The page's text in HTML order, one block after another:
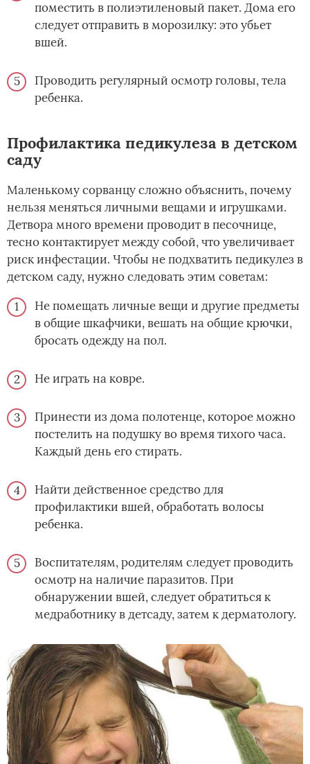
поместить в полиэтиленовый пакет. Дома его
следует отправить в морозилку: это убьет
вшей.
Проводить регулярный осмотр головы, тела
ребенка.
Профилактика педикулеза в детском
саду
Маленькому сорванцу сложно объяснить, почему
нельзя меняться личными вещами и игрушками.
Детвора много времени проводит в песочнице,
тесно контактирует между собой, что увеличивает
риск инфестации. Чтобы не подхватить педикулез в
детском саду, нужно следовать этим советам:
Не помещать личные вещи и другие предметы
в общие шкафчики, вешать на общие крючки,
бросать одежду на пол.
Не играть на ковре.
Принести из дома полотенце, которое можно
постелить на подушку во время тихого часа.
Каждый день его стирать.
Найти действенное средство для
профилактики вшей, обработать волосы
ребенка.
Воспитателям, родителям следует проводить
осмотр на наличие паразитов. При
обнаружении вшей, следует обратиться к
медработнику в детсаду, затем к дерматологу.